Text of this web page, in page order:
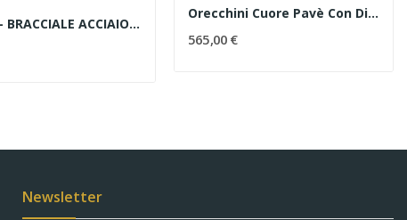
MARLÙ - BRACCIALE ACCIAIO FARFALLA CON STRASS
Orecchini Cuore Pavè Con Diamanti Codice...
565,00 €
Newsletter